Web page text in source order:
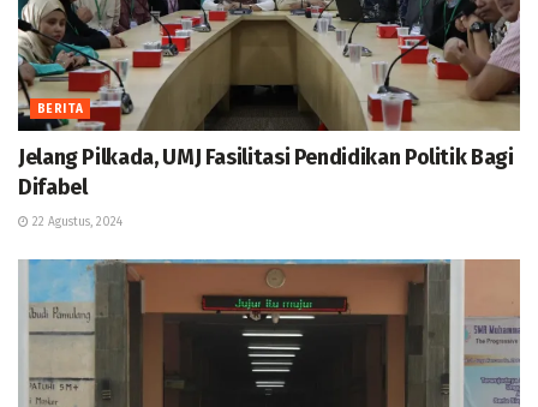
BERITA
Jelang Pilkada, UMJ Fasilitasi Pendidikan Politik Bagi
Difabel
22 Agustus, 2024